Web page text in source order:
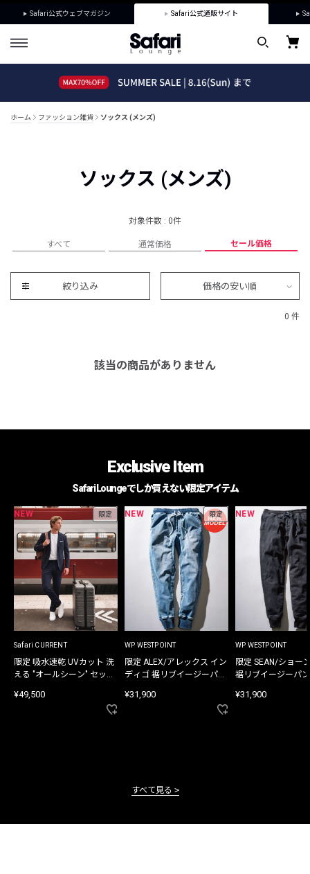
Safari公式ウェブマガジン Safari公式通販サイト
ホーム ファッション雑貨 ソックス (メンズ)
ソックス (メンズ)
対象件数 : 0件
すべて 通常価格 セール価格
絞り込み 価格の安い順
0 件
該当の商品がありません
Exclusive Item
Safari Loungeでしか買えない限定アイテム
NEW 限定
Safari CURRENT
限定 吸水速乾 UVカット 洗
える "オールシーン" セット
¥49,500
NEW 限定
WP WESTPOINT
限定 ALEX/アレックス イン
ディゴ 裾リブイージーパン
¥31,900
NEW
WP WESTPOINT
限定 SEAN/ショー
裾リブイージーパ
¥31,900
すべて見る